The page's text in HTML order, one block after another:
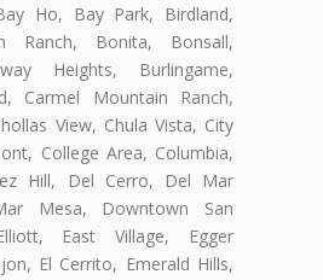
Ho, Bay Park, Birdland,
Ranch, Bonita, Bonsall,
Heights, Burlingame,
Carmel Mountain Ranch,
View, Chula Vista, City
College Area, Columbia,
Hill, Del Cerro, Del Mar
Mesa, Downtown San
East Village, Egger
El Cerrito, Emerald Hills,